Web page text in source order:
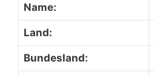
Name:
Land:
Bundesland: